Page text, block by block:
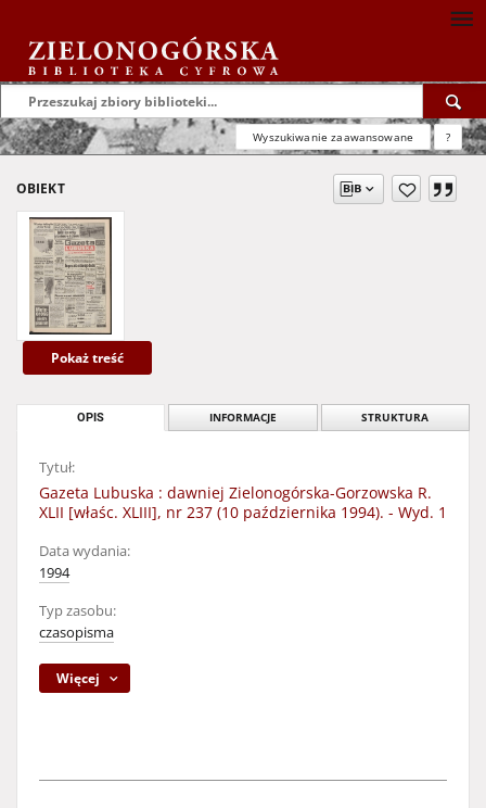
Wyszukiwanie zaawansowane ?
OBIEKT
Pokaż treść
OPIS INFORMACJE STRUKTURA
Tytuł:
Gazeta Lubuska : dawniej Zielonogórska-Gorzowska R.
XLII [właśc. XLIII], nr 237 (10 października 1994). - Wyd. 1
Data wydania:
1994
Typ zasobu:
czasopisma
Więcej